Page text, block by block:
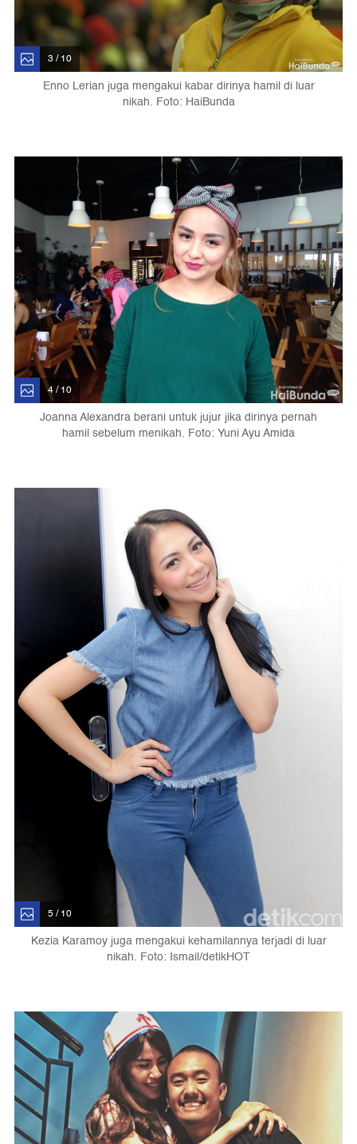
3 / 10
Enno Lerian juga mengakui kabar dirinya hamil di luar
nikah. Foto: HaiBunda
4 / 10
Joanna Alexandra berani untuk jujur jika dirinya pernah
hamil sebelum menikah. Foto: Yuni Ayu Amida
5 / 10
Kezia Karamoy juga mengakui kehamilannya terjadi di luar
nikah. Foto: Ismail/detikHOT